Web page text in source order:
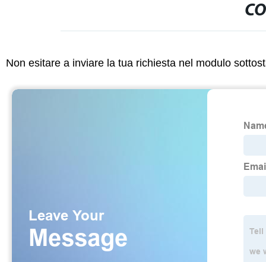
Non esitare a inviare la tua richiesta nel modulo